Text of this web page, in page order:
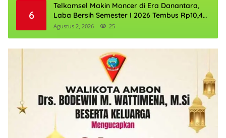
6
Telkomsel Makin Moncer di Era Danantara,
Laba Bersih Semester I 2026 Tembus Rp10,4
Triliun
Agustus 2, 2026 25